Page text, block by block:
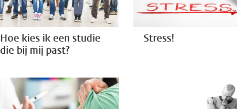
Hoe kies ik een studie
die bij mij past?
Stress!